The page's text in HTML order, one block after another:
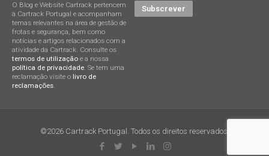
Subscrever
O Blog e Website Cartrack pertencem
à Cartrack Portugal e acompanham
temas relevantes na área de gestão de
frotas e segurança, bem como
notícias e artigos relacionados com a
atividade da Cartrack. Consulte os
termos de utilização e a nossa
política de privacidade. Se tem uma
reclamação visite o livro de
reclamações.
©2026 Cartrack Portugal. Todos os direitos reservados.